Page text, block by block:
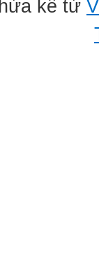
kế từ